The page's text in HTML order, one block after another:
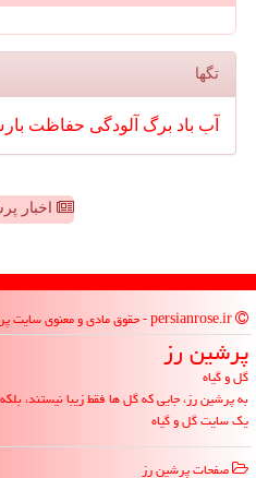
تگها
آب باد برگ آلودگی حفاظت
اخبار
پرشین رز
گل و گیاه
به پرشین رز، جایی که گل ها فقط زیبا نیستند،
یک سایت گل و گیاه
صفحات پرشین رز